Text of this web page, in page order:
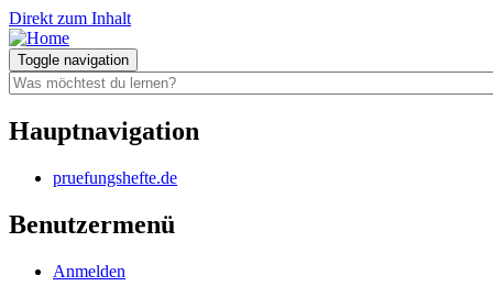
Direkt zum Inhalt
Toggle navigation
Hauptnavigation
pruefungshefte.de
Benutzermenü
Anmelden